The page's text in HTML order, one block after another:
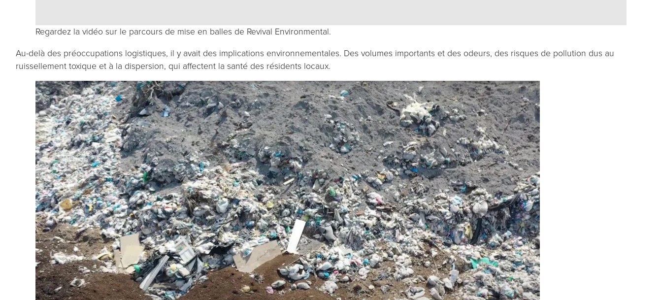
Regardez la vidéo sur le parcours de mise en balles de Revival Environmental.
Au-delà des préoccupations logistiques, il y avait des implications environnementales. Des volumes importants et des odeurs, des risques de pollution dus au
ruissellement toxique et à la dispersion, qui affectent la santé des résidents locaux.
Marketing
vos intérêts et
comportement
lors de votre
visite sur notre
site, vous
augmentez
vos chances
de voir du
contenu et
des offres
personnalisés.